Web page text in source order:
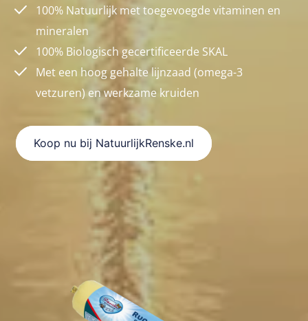
100% Natuurlijk met toegevoegde vitaminen en
mineralen
100% Biologisch gecertificeerde SKAL
Met een hoog gehalte lijnzaad (omega-3
vetzuren) en werkzame kruiden
Koop nu bij NatuurlijkRenske.nl